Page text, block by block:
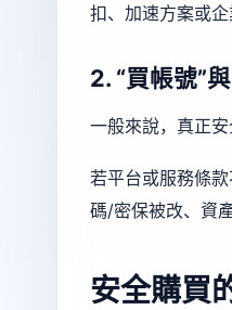
扣、加速方案或企
2. “買帳號”
一般來說，真正安
若平台或服務條
碼/密保被改、資
安全購買